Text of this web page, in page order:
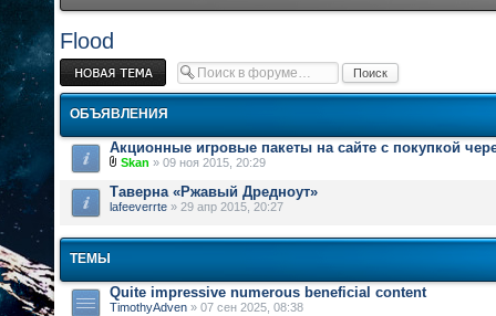
Flood
Новая тема
ОБЪЯВЛЕНИЯ
Акционные игровые пакеты на сайте с покупкой
Skan » 09 ноя 2015, 20:29
Таверна «Ржавый Дредноут»
lafeeverrte » 29 апр 2015, 20:27
ТЕМЫ
Quite impressive numerous beneficial content
TimothyAdven » 07 сен 2025, 08:38